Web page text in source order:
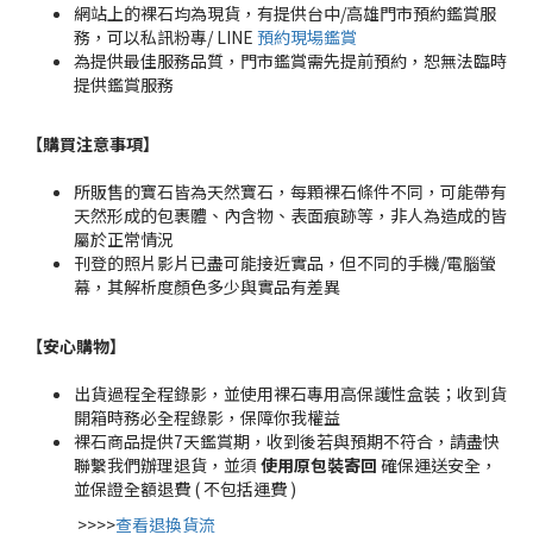
網站上的裸石均為現貨，有提供台中/高雄門市預約鑑賞服
務，可以私訊粉專/ LINE 預約現場鑑賞
為提供最佳服務品質，門市鑑賞需先提前預約，恕無法臨時
提供鑑賞服務
【購買注意事項】
所販售的寶石皆為天然寶石，每顆裸石條件不同，可能帶有
天然形成的包裹體、內含物、表面痕跡等，非人為造成的皆
屬於正常情況
刊登的照片影片已盡可能接近實品，但不同的手機/電腦螢
幕，其解析度顏色多少與實品有差異
【安心購物】
出貨過程全程錄影，並使用裸石專用高保護性盒裝；收到貨
開箱時務必全程錄影，保障你我權益
裸石商品提供7天鑑賞期，收到後若與預期不符合，請盡快
聯繫我們辦理退貨，並須 使用原包裝寄回 確保運送安全，
並保證全額退費 ( 不包括運費 )
>>>>查看退換貨流